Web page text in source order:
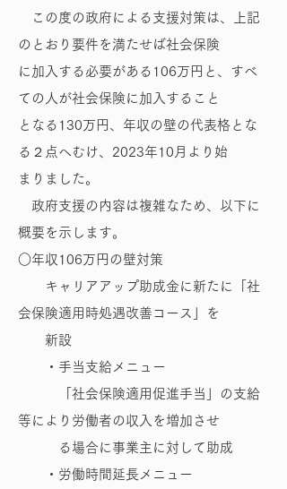
この度の政府による支援対策は、上記
のとおり要件を満たせば社会保険
に加入する必要がある106万円と、すべ
ての人が社会保険に加入すること
となる130万円、年収の壁の代表格とな
る２点へむけ、2023年10月より始
まりました。
政府支援の内容は複雑なため、以下に
概要を示します。
○年収106万円の壁対策
キャリアアップ助成金に新たに「社
会保険適用時処遇改善コース」を
新設
・手当支給メニュー
「社会保険適用促進手当」の支給
等により労働者の収入を増加させ
る場合に事業主に対して助成
・労働時間延長メニュー